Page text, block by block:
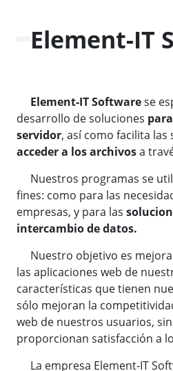
Element-IT
Element-IT Softwarese
desarrollo de soluciones
servidor, así como facilita las
acceder a los archivosa
Nuestros programas se
fines: como para las
empresas, y para las
intercambio de datos.
Nuestro objetivo es
las aplicaciones web de
características que tienen
sólo mejoran la
web de nuestros usuarios,
proporcionan satisfacción a
La empresa Element-IT